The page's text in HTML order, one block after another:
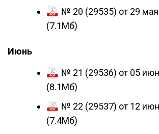
№ 20 (29535) от 29 мая
(7.1Мб)
Июнь
№ 21 (29536) от 05
(8.1Мб)
№ 22 (29537) от 12
(7.4Мб)